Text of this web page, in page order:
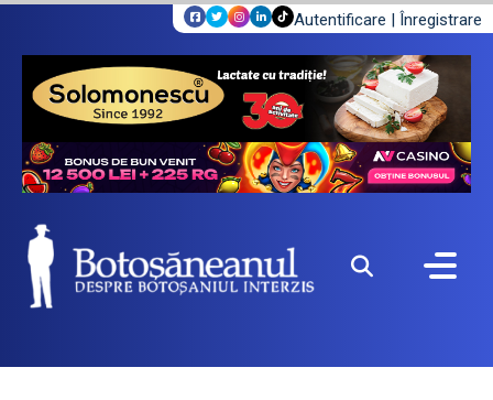
Autentificare | Înregistrare